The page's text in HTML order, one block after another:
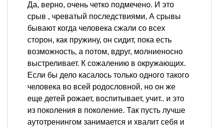
Да, верно, очень четко подмечено. И это
срыв , чреватый последствиями, А срывы
бывают когда человека сжали со всех
сторон, как пружину, он сидит, пока есть
возможность, а потом, вдруг, молниеносно
выстреливает. К сожалению в окружающих.
Если бы дело касалось только одного такого
человека во всей родословной, но он же
еще детей рожает, воспитывает, учит.. и это
из поколения в поколение. Так пусть лучше
аутотренингом занимается и хвалит себя и